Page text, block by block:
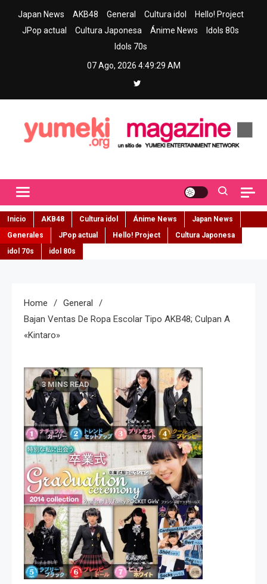
Japan News AKB48 General Cultura idol
Hello! Project
JPop actual
Cultura Japonesa Ánime News
Idols 80s
Idols 70s
07 Ago, 2026 4:49:31 AM
Inicio AKB48 Cultura idol Ánime News
Japan News
Generales
JPop actual Hello! Project
Cultura Japonesa
idol 70s
idol 80s
Home
General
Bajan Ventas De Ropa Escolar Tipo AKB48; Culpan A
«Kintaro»
3 MINS READ